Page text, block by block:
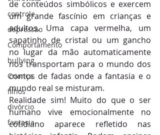
controle
depressão
Comportamento
bullying
Criança
filhos
divórcio
fantasia
de conteúdos simbólicos e exercem
um grande fascínio em crianças e
adultos. Uma capa vermelha, um
sapatinho de cristal ou um gancho
no lugar da mão automaticamente
nos transportam para o mundo dos
contos de fadas onde a fantasia e o
mundo real se misturam.
Realidade sim! Muito do que o ser
humano vive emocionalmente no
cotidiano aparece refletido nas